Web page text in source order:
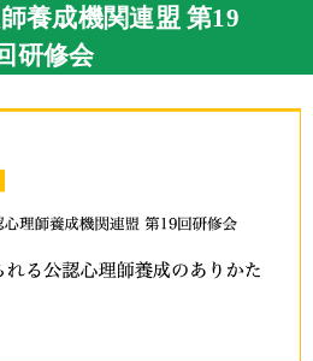
養成機関連盟 第19
研修会